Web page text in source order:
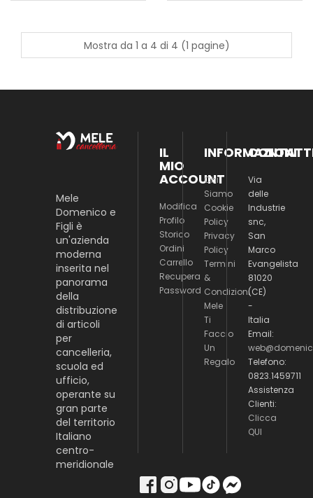
Mostra da 1 a 4 di 4 (1 pagine)
Mele
Domenico e
Figli è
un'azienda
moderna
inserita nel
panorama
della
distribuzione
di articoli
per
cancelleria,
scuola ed
ufficio,
operante su
gran parte
del territorio
Italiano
centro-
meridionale
IL
MIO
ACCOUNT
Modifica
Profilo
Storico
Ordini
Carrello
Recupera
Password
INFORMAZIONI
Chi
Siamo
Cookie
Policy
Privacy
Policy
Termini
&
Condizioni
Mele
Ti
Faccio
Un
Regalo
Via
delle
Industrie
snc,
San
Marco
Evangelista
81020
(CE)
-
Italia
Email:
Telefono:
0823.1459711
Assistenza
Clienti:
Clicca
QUI